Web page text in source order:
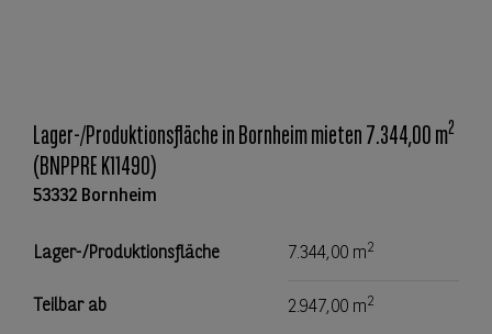
Lager-/Produktionsfläche in Bornheim mieten 7.344,00 m2
(BNPPRE K11490)
53332 Bornheim
Lager-/Produktionsfläche 7.344,00 m2
Teilbar ab 2.947,00 m2